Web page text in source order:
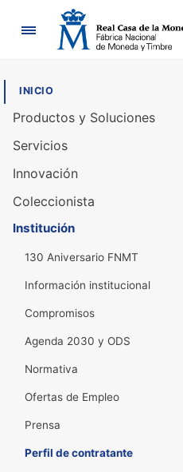
Navegación
INICIO
Productos y Soluciones
Servicios
Innovación
Coleccionista
Institución
130 Aniversario FNMT
Información institucional
Compromisos
Agenda 2030 y ODS
Normativa
Ofertas de Empleo
Prensa
Perfil de contratante